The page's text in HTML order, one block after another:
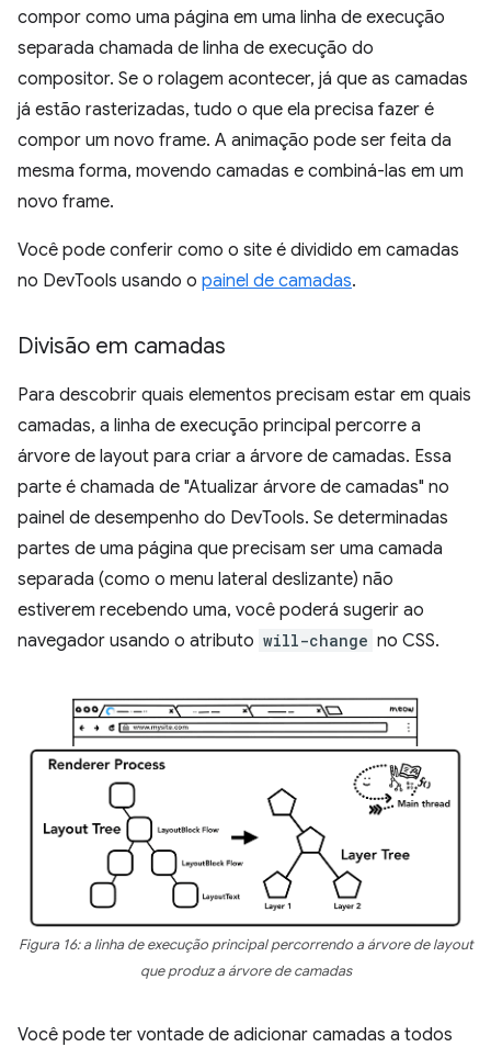
compor como uma página em uma linha de execução
separada chamada de linha de execução do
compositor. Se o rolagem acontecer, já que as camadas
já estão rasterizadas, tudo o que ela precisa fazer é
compor um novo frame. A animação pode ser feita da
mesma forma, movendo camadas e combiná-las em um
novo frame.
Você pode conferir como o site é dividido em camadas
no DevTools usando o painel de camadas.
Divisão em camadas
Para descobrir quais elementos precisam estar em quais
camadas, a linha de execução principal percorre a
árvore de layout para criar a árvore de camadas. Essa
parte é chamada de "Atualizar árvore de camadas" no
painel de desempenho do DevTools. Se determinadas
partes de uma página que precisam ser uma camada
separada (como o menu lateral deslizante) não
estiverem recebendo uma, você poderá sugerir ao
navegador usando o atributo will-change no CSS.
Figura 16: a linha de execução principal percorrendo a árvore de layout
que produz a árvore de camadas
Você pode ter vontade de adicionar camadas a todos